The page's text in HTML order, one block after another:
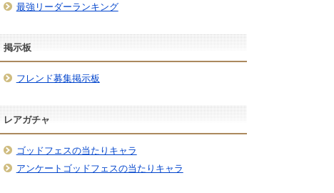
最強リーダーランキング
掲示板
フレンド募集掲示板
レアガチャ
ゴッドフェスの当たりキャラ
アンケートゴッドフェスの当たりキャラ